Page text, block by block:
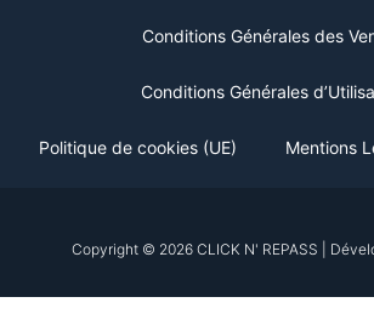
o
k
-
q
r
a
m
Conditions Générales des
Conditions Générales
Politique de cookies (UE) Mentions
Copyright © 2026 CLICK N' REPASS |